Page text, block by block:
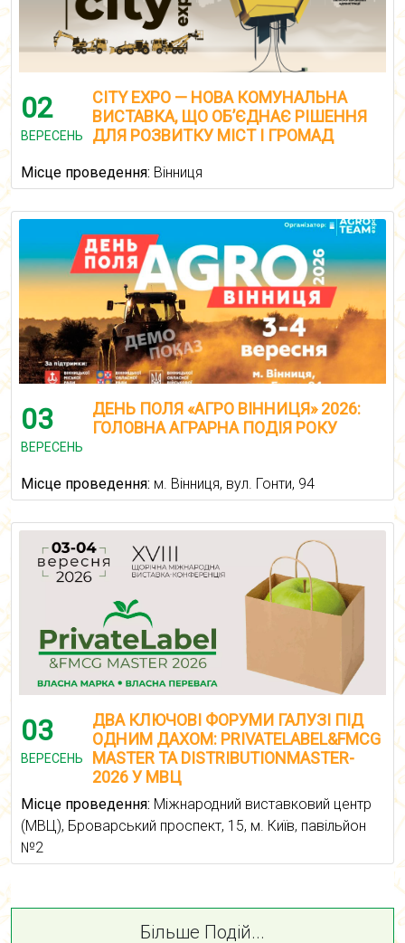
02
ВЕРЕСЕНЬ
CITY EXPO — НОВА КОМУНАЛЬНА
ВИСТАВКА, ЩО ОБ’ЄДНАЄ РІШЕННЯ
ДЛЯ РОЗВИТКУ МІСТ І ГРОМАД
Місце проведення: Вінниця
03
ВЕРЕСЕНЬ
ДЕНЬ ПОЛЯ «АГРО ВІННИЦЯ» 2026:
ГОЛОВНА АГРАРНА ПОДІЯ РОКУ
Місце проведення: м. Вінниця, вул. Гонти, 94
03
ВЕРЕСЕНЬ
ДВА КЛЮЧОВІ ФОРУМИ ГАЛУЗІ ПІД
ОДНИМ ДАХОМ: PRIVATELABEL&FMCG
MASTER ТА DISTRIBUTIONMASTER-
2026 У МВЦ
Місце проведення: Міжнародний виставковий центр
(МВЦ), Броварський проспект, 15, м. Київ, павільйон
№2
Більше Подій...